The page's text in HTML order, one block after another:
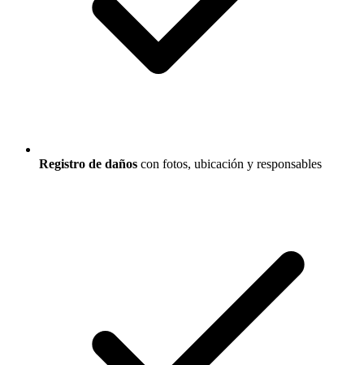
Registro de daños con fotos, ubicación y responsables